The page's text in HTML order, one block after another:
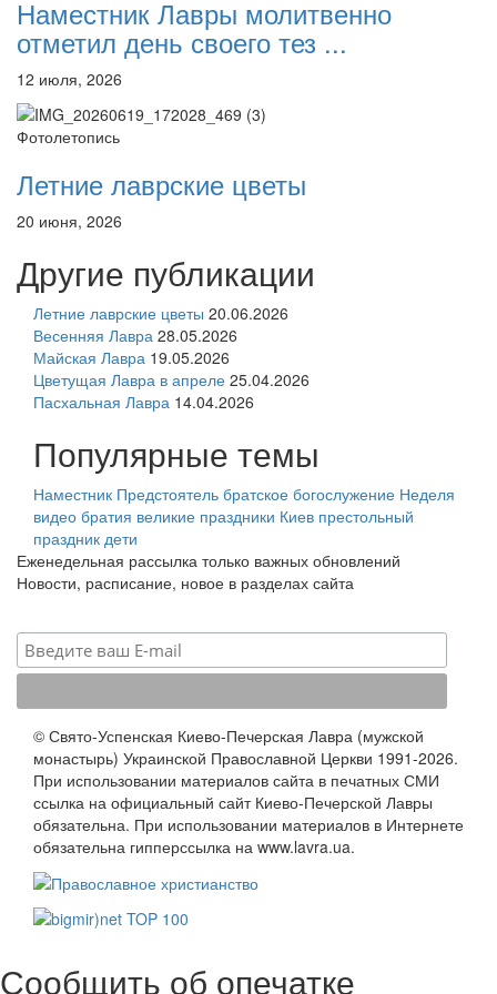
Наместник Лавры молитвенно
отметил день своего тез ...
12 июля, 2026
Фотолетопись
Летние лаврские цветы
20 июня, 2026
Другие публикации
Летние лаврские цветы 20.06.2026
Весенняя Лавра 28.05.2026
Майская Лавра 19.05.2026
Цветущая Лавра в апреле 25.04.2026
Пасхальная Лавра 14.04.2026
Популярные темы
Наместник Предстоятель братское богослужение Неделя
видео братия великие праздники Киев престольный
праздник дети
Еженедельная рассылка только важных обновлений
Новости, расписание, новое в разделах сайта
© Свято-Успенская Киево-Печерская Лавра (мужской
монастырь) Украинской Православной Церкви 1991-2026.
При использовании материалов сайта в печатных СМИ
ссылка на официальный сайт Киево-Печерской Лавры
обязательна. При использовании материалов в Интернете
обязательна гипперссылка на www.lavra.ua.
Сообщить об опечатке